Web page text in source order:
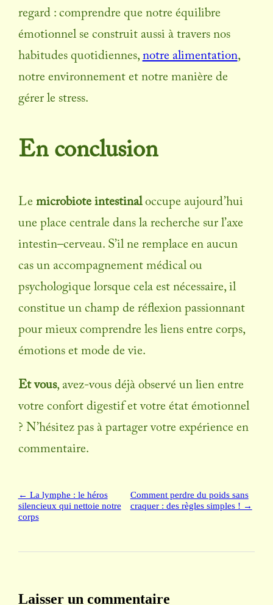
regard : comprendre que notre équilibre
émotionnel se construit aussi à travers nos
habitudes quotidiennes, notre alimentation,
notre environnement et notre manière de
gérer le stress.
En conclusion
Le microbiote intestinaloccupe aujourd’hui
une place centrale dans la recherche sur l’axe
intestin–cerveau. S’il ne remplace en aucun
cas un accompagnement médical ou
psychologique lorsque cela est nécessaire, il
constitue un champ de réflexion passionnant
pour mieux comprendre les liens entre corps,
émotions et mode de vie.
Et vous, avez-vous déjà observé un lien entre
votre confort digestif et votre état émotionnel
? N’hésitez pas à partager votre expérience en
commentaire.
← La lymphe : le héros
silencieux qui nettoie notre
corps
Comment perdre du poids sans
craquer : des règles simples ! →
Laisser un commentaire